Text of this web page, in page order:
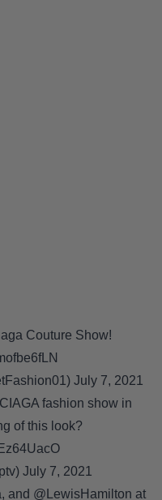
Couture Show!
July 7, 2021
fashion show in
of this look?
July 7, 2021
and @LewisHamilton at